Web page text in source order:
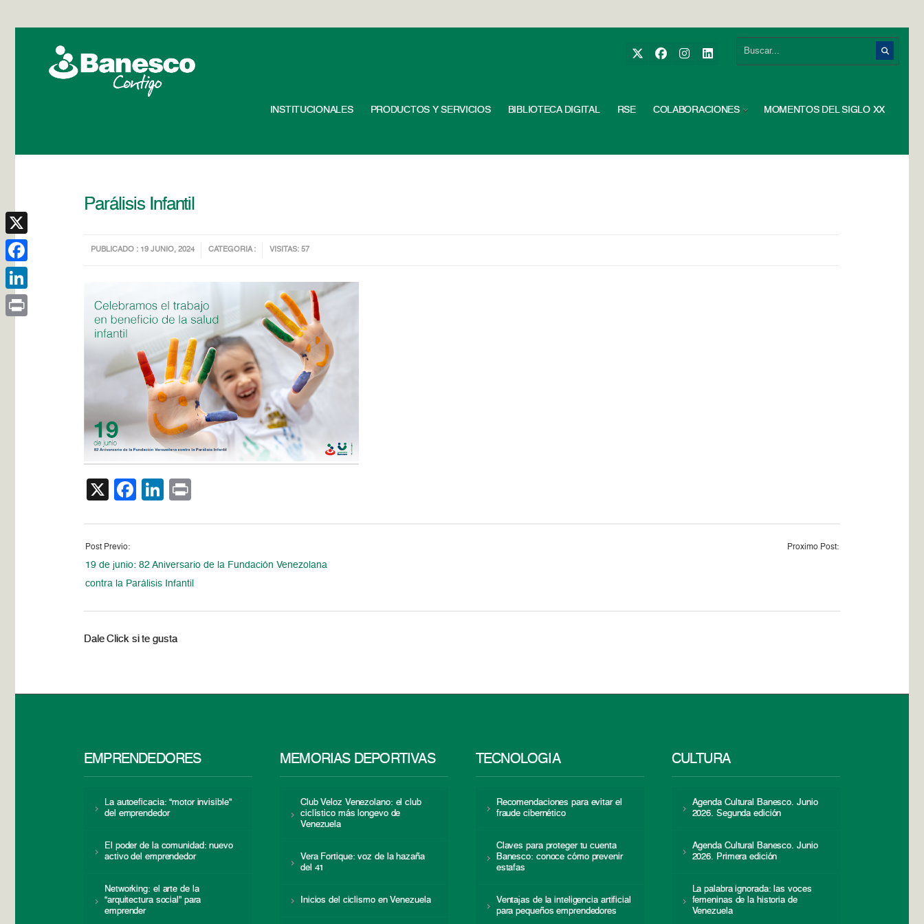
INSTITUCIONALES PRODUCTOS Y SERVICIOS BIBLIOTECA DIGITAL RSE COLABORACIONES MOMENTOS DEL SIGLO XX
Parálisis Infantil
PUBLICADO : 19 JUNIO, 2024 CATEGORIA : VISITAS: 57
X Facebook
LinkedIn
Post Previo:
19 de junio: 82 Aniversario de la Fundación Venezolana
contra la Parálisis Infantil
Proximo Post:
Dale Click si te gusta
EMPRENDEDORES
La autoeficacia: “motor invisible”
del emprendedor
El poder de la comunidad: nuevo
activo del emprendedor
Networking: el arte de la
“arquitectura social” para
emprender
MEMORIAS DEPORTIVAS
Club Veloz Venezolano: el club
ciclístico más longevo de
Venezuela
Vera Fortique: voz de la hazaña
del 41
Inicios del ciclismo en Venezuela
TECNOLOGÍA
Recomendaciones para evitar el
fraude cibernético
Claves para proteger tu cuenta
Banesco: conoce cómo prevenir
estafas
Ventajas de la inteligencia artificial
para pequeños emprendedores
CULTURA
Agenda Cultural Banesco. Junio
2026. Segunda edición
Agenda Cultural Banesco. Junio
2026. Primera edición
La palabra ignorada: las voces
femeninas de la historia de
Venezuela
X
Facebook
LinkedIn